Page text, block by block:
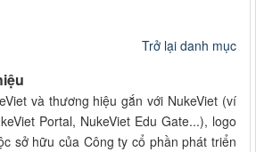
Trở lại danh mục
và thương hiệu gắn với NukeViet (ví
Portal, NukeViet Edu Gate...), logo
sở hữu của Công ty cổ phần phát triển